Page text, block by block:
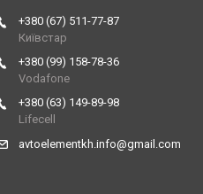
+380 (67) 511-77-87
Київстар
+380 (99) 158-78-36
Vodafone
+380 (63) 149-89-98
Lifecell
avtoelementkh.info@gmail.com